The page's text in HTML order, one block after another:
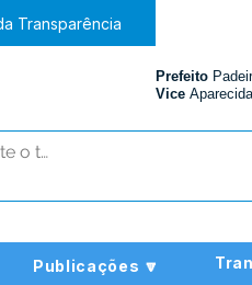
Transparência
Prefeito
Vice
Publicações 🔽